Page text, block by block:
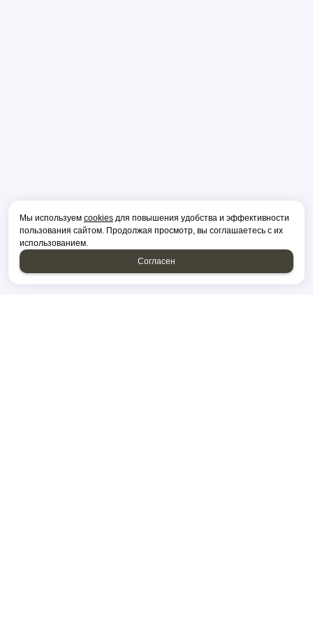
Мы используем cookies для повышения удобства и эффективности
пользования сайтом. Продолжая просмотр, вы соглашаетесь с их
использованием.
Согласен